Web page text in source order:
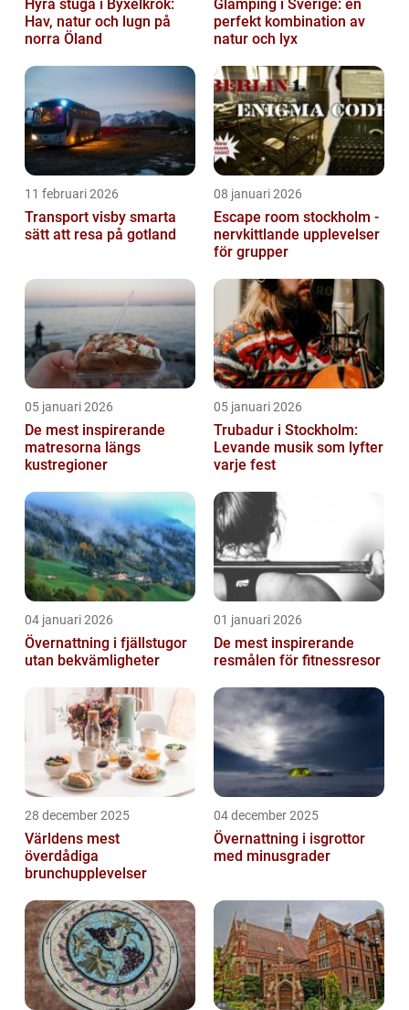
Hyra stuga i Byxelkrok:
Hav, natur och lugn på
norra Öland
Glamping i Sverige: en
perfekt kombination av
natur och lyx
11 februari 2026
Transport visby smarta
sätt att resa på gotland
08 januari 2026
Escape room stockholm -
nervkittlande upplevelser
för grupper
05 januari 2026
De mest inspirerande
matresorna längs
kustregioner
05 januari 2026
Trubadur i Stockholm:
Levande musik som lyfter
varje fest
04 januari 2026
Övernattning i fjällstugor
utan bekvämligheter
01 januari 2026
De mest inspirerande
resmålen för fitnessresor
28 december 2025
Världens mest
överdådiga
brunchupplevelser
04 december 2025
Övernattning i isgrottor
med minusgrader